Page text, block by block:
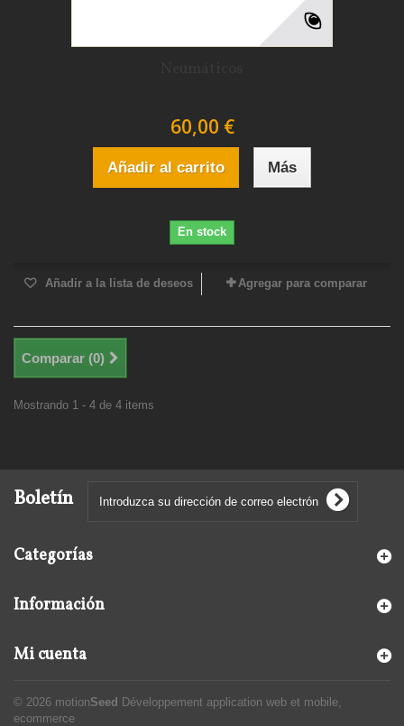
60,00 €
Añadir al carrito Más
En stock
Añadir a la lista de deseos Agregar para comparar
Comparar (0)
Mostrando 1 - 4 de 4 items
Boletín
Categorías
Información
© 2026 motionSeed Développement application web et mobile,
ecommerce
Mi cuenta